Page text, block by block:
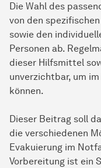
Die Wahl des
von den
sowie den
Personen ab.
dieser Hilfsmittel
unverzichtbar, um
können.
Dieser Beitrag soll
die verschiedenen
Evakuierung im
Vorbereitung ist ein